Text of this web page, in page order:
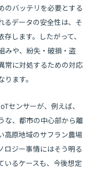
のバッテリを必要とする
るデータの安全性は、そ
します。したがって、
みや、紛失・破損・盗
常に対処するための対応
ます。
センサーが、例えば、
な、都市の中心部から離
高原地域のサフラン農場
ロジー事情にはそう明る
いるケースも、今後想定